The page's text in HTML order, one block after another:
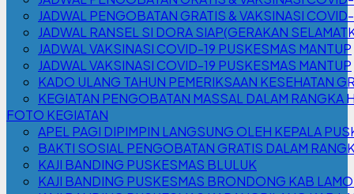
JADWAL PENGOBATAN GRATIS & VAKSINASI
JADWAL RANSEL SI DORA SIAP(GERAKAN
JADWAL VAKSINASI COVID-19 PUSKESMAS MANTUP
JADWAL VAKSINASI COVID-19 PUSKESMAS MANTUP
KADO ULANG TAHUN PEMERIKSAAN KESEHATAN
KEGIATAN PENGOBATAN MASSAL DALAM RANGKA
FOTO KEGIATAN
APEL PAGI DIPIMPIN LANGSUNG OLEH KEPALA
BAKTI SOSIAL PENGOBATAN GRATIS DALAM
KAJI BANDING PUSKESMAS BLULUK
KAJI BANDING PUSKESMAS BRONDONG KAB